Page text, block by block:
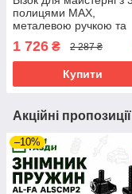
полицями MAX,
металевою ручкою та
міцною конструкцією
1 726 ₴ 2 287 ₴
Купити
Акційні
–10%